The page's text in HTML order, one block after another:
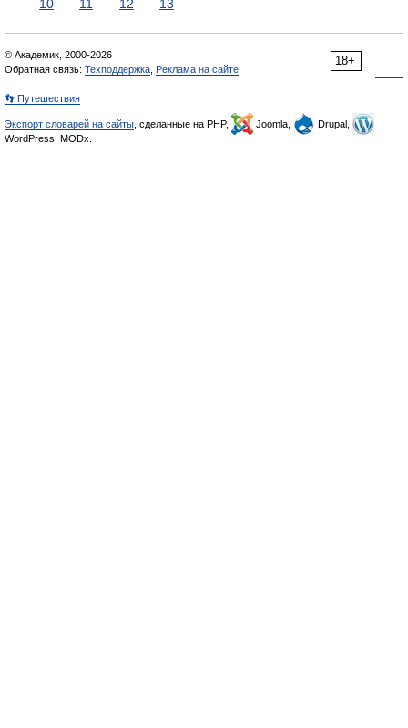
10
11 12 13
18+
© Академик, 2000-2026
Обратная связь: Техподдержка Реклама на сайте
👣 Путешествия
Экспорт словарей на сайты , сделанные на PHP, Joomla,
Drupal,
WordPress, MODx.